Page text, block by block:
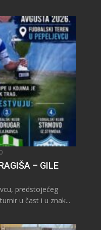
0
– GILE
predstojećeg
u čast i u znak...